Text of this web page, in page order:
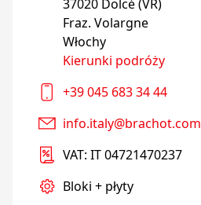
37020 Dolcé (VR)
Fraz. Volargne
Włochy
Kierunki podróży
+39 045 683 34 44
info.italy@brachot.com
VAT: IT 04721470237
Bloki + płyty